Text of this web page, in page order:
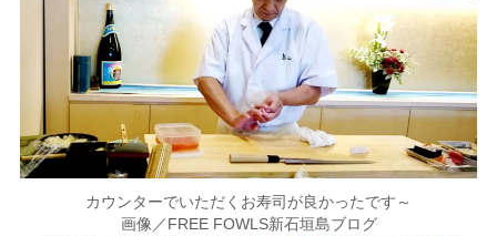
カウンターでいただくお寿司が良かったです～
画像／FREE FOWLS新石垣島ブログ